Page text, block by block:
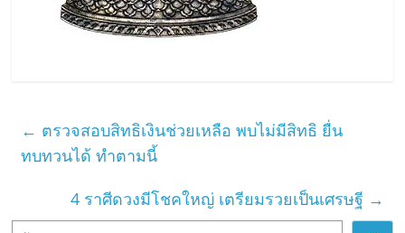
← ตรวจสอบสิทธิเงินช่วยเหลือ พบไม่มีสิทธิ ยื่น
ทบทวนได้ ทำตามนี้
4 ราศีดวงมีโชคใหญ่ เตรียมรวยเป็นเศรษฐี →